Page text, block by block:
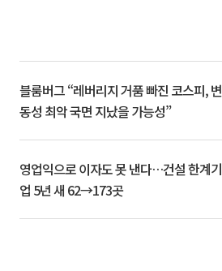
블룸버그 “레버리지 거품 빠진 코스피, 변
동성 최악 국면 지났을 가능성”
영업익으로 이자도 못 낸다…건설 한계기
업 5년 새 62→173곳